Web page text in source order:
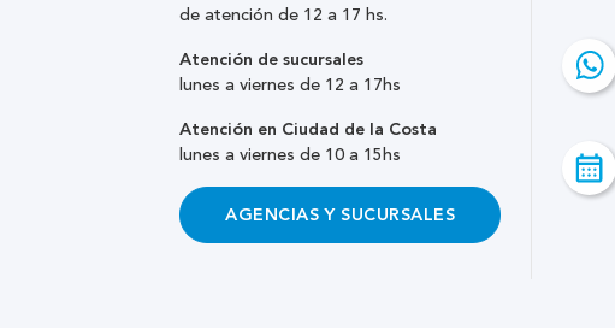
de atención de 12 a 17 hs.
Atención de sucursales
lunes a viernes de 12 a 17hs
Atención en Ciudad de la Costa
lunes a viernes de 10 a 15hs
AGENCIAS Y SUCURSALES